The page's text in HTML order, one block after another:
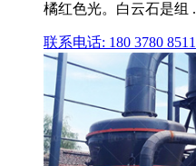
橘红色光。白云石是组 .
联系电话: 180 3780 8511